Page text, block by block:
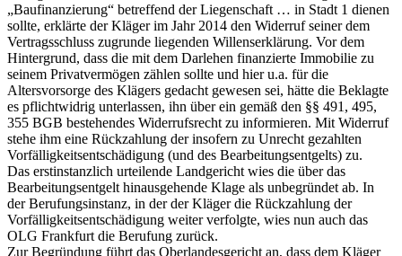
„Baufinanzierung“ betreffend der Liegenschaft … in Stadt 1 dienen
sollte, erklärte der Kläger im Jahr 2014 den Widerruf seiner dem
Vertragsschluss zugrunde liegenden Willenserklärung. Vor dem
Hintergrund, dass die mit dem Darlehen finanzierte Immobilie zu
seinem Privatvermögen zählen sollte und hier u.a. für die
Altersvorsorge des Klägers gedacht gewesen sei, hätte die Beklagte
es pflichtwidrig unterlassen, ihn über ein gemäß den §§ 491, 495,
355 BGB bestehendes Widerrufsrecht zu informieren. Mit Widerruf
stehe ihm eine Rückzahlung der insofern zu Unrecht gezahlten
Vorfälligkeitsentschädigung (und des Bearbeitungsentgelts) zu.
Das erstinstanzlich urteilende Landgericht wies die über das
Bearbeitungsentgelt hinausgehende Klage als unbegründet ab. In
der Berufungsinstanz, in der der Kläger die Rückzahlung der
Vorfälligkeitsentschädigung weiter verfolgte, wies nun auch das
OLG Frankfurt die Berufung zurück.
Zur Begründung führt das Oberlandesgericht an, dass dem Kläger